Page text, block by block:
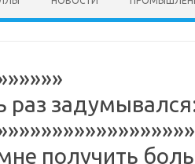
раз
получить